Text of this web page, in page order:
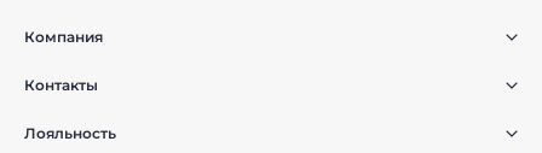
Компания
Контакты
Лояльность